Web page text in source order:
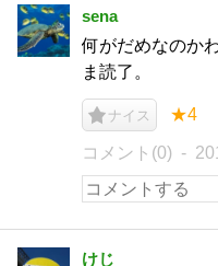
sena
何がだめなのか
ま読了。
ナイス ★4
コメント(0)
けじ